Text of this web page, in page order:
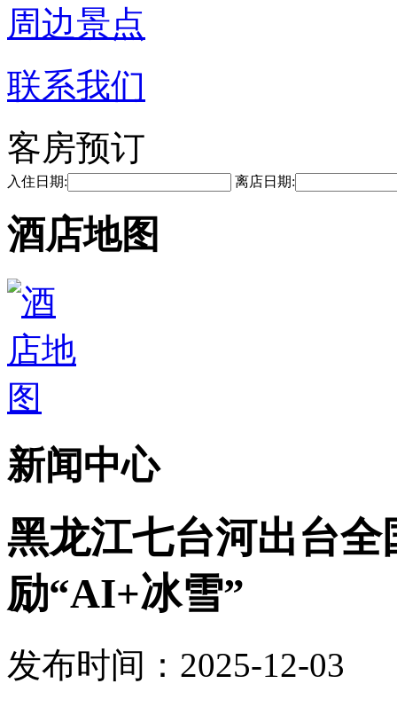
周边景点
联系我们
客房预订
入住日期: 离店日期:
酒店地图
新闻中心
黑龙江七台河出台
励“AI+冰雪”
发布时间：2025-12-03